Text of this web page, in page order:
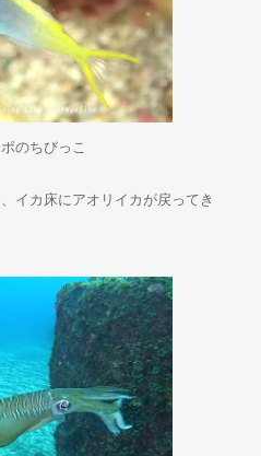
のちびっこ
イカ床にアオリイカが戻ってき